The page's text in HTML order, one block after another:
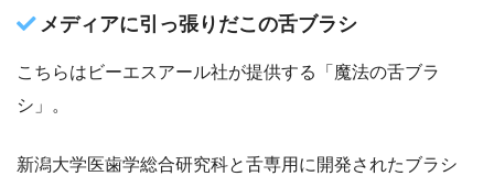
メディアに引っ張りだこの舌ブラシ
こちらはビーエスアール社が提供する「魔法の舌ブラ
シ」。
新潟大学医歯学総合研究科と舌専用に開発されたブラシ